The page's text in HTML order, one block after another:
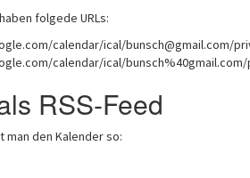
folgede URLs:
calendar/ical/bunsch@gmail.com/
calendar/ical/
RSS-Feed
man den Kalender so: